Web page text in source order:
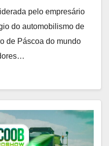
pelo empresário
do automobilismo de
de Páscoa do mundo